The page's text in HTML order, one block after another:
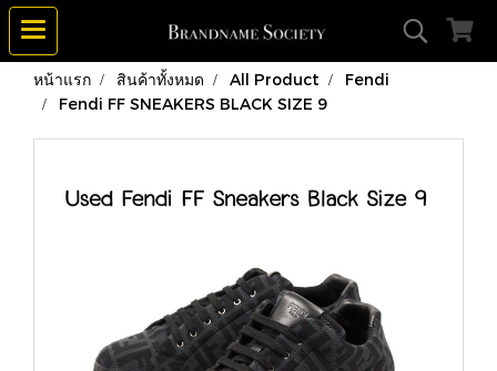
หน้าแรก สินค้าทั้งหมด All Product
Fendi
Fendi FF SNEAKERS BLACK SIZE 9